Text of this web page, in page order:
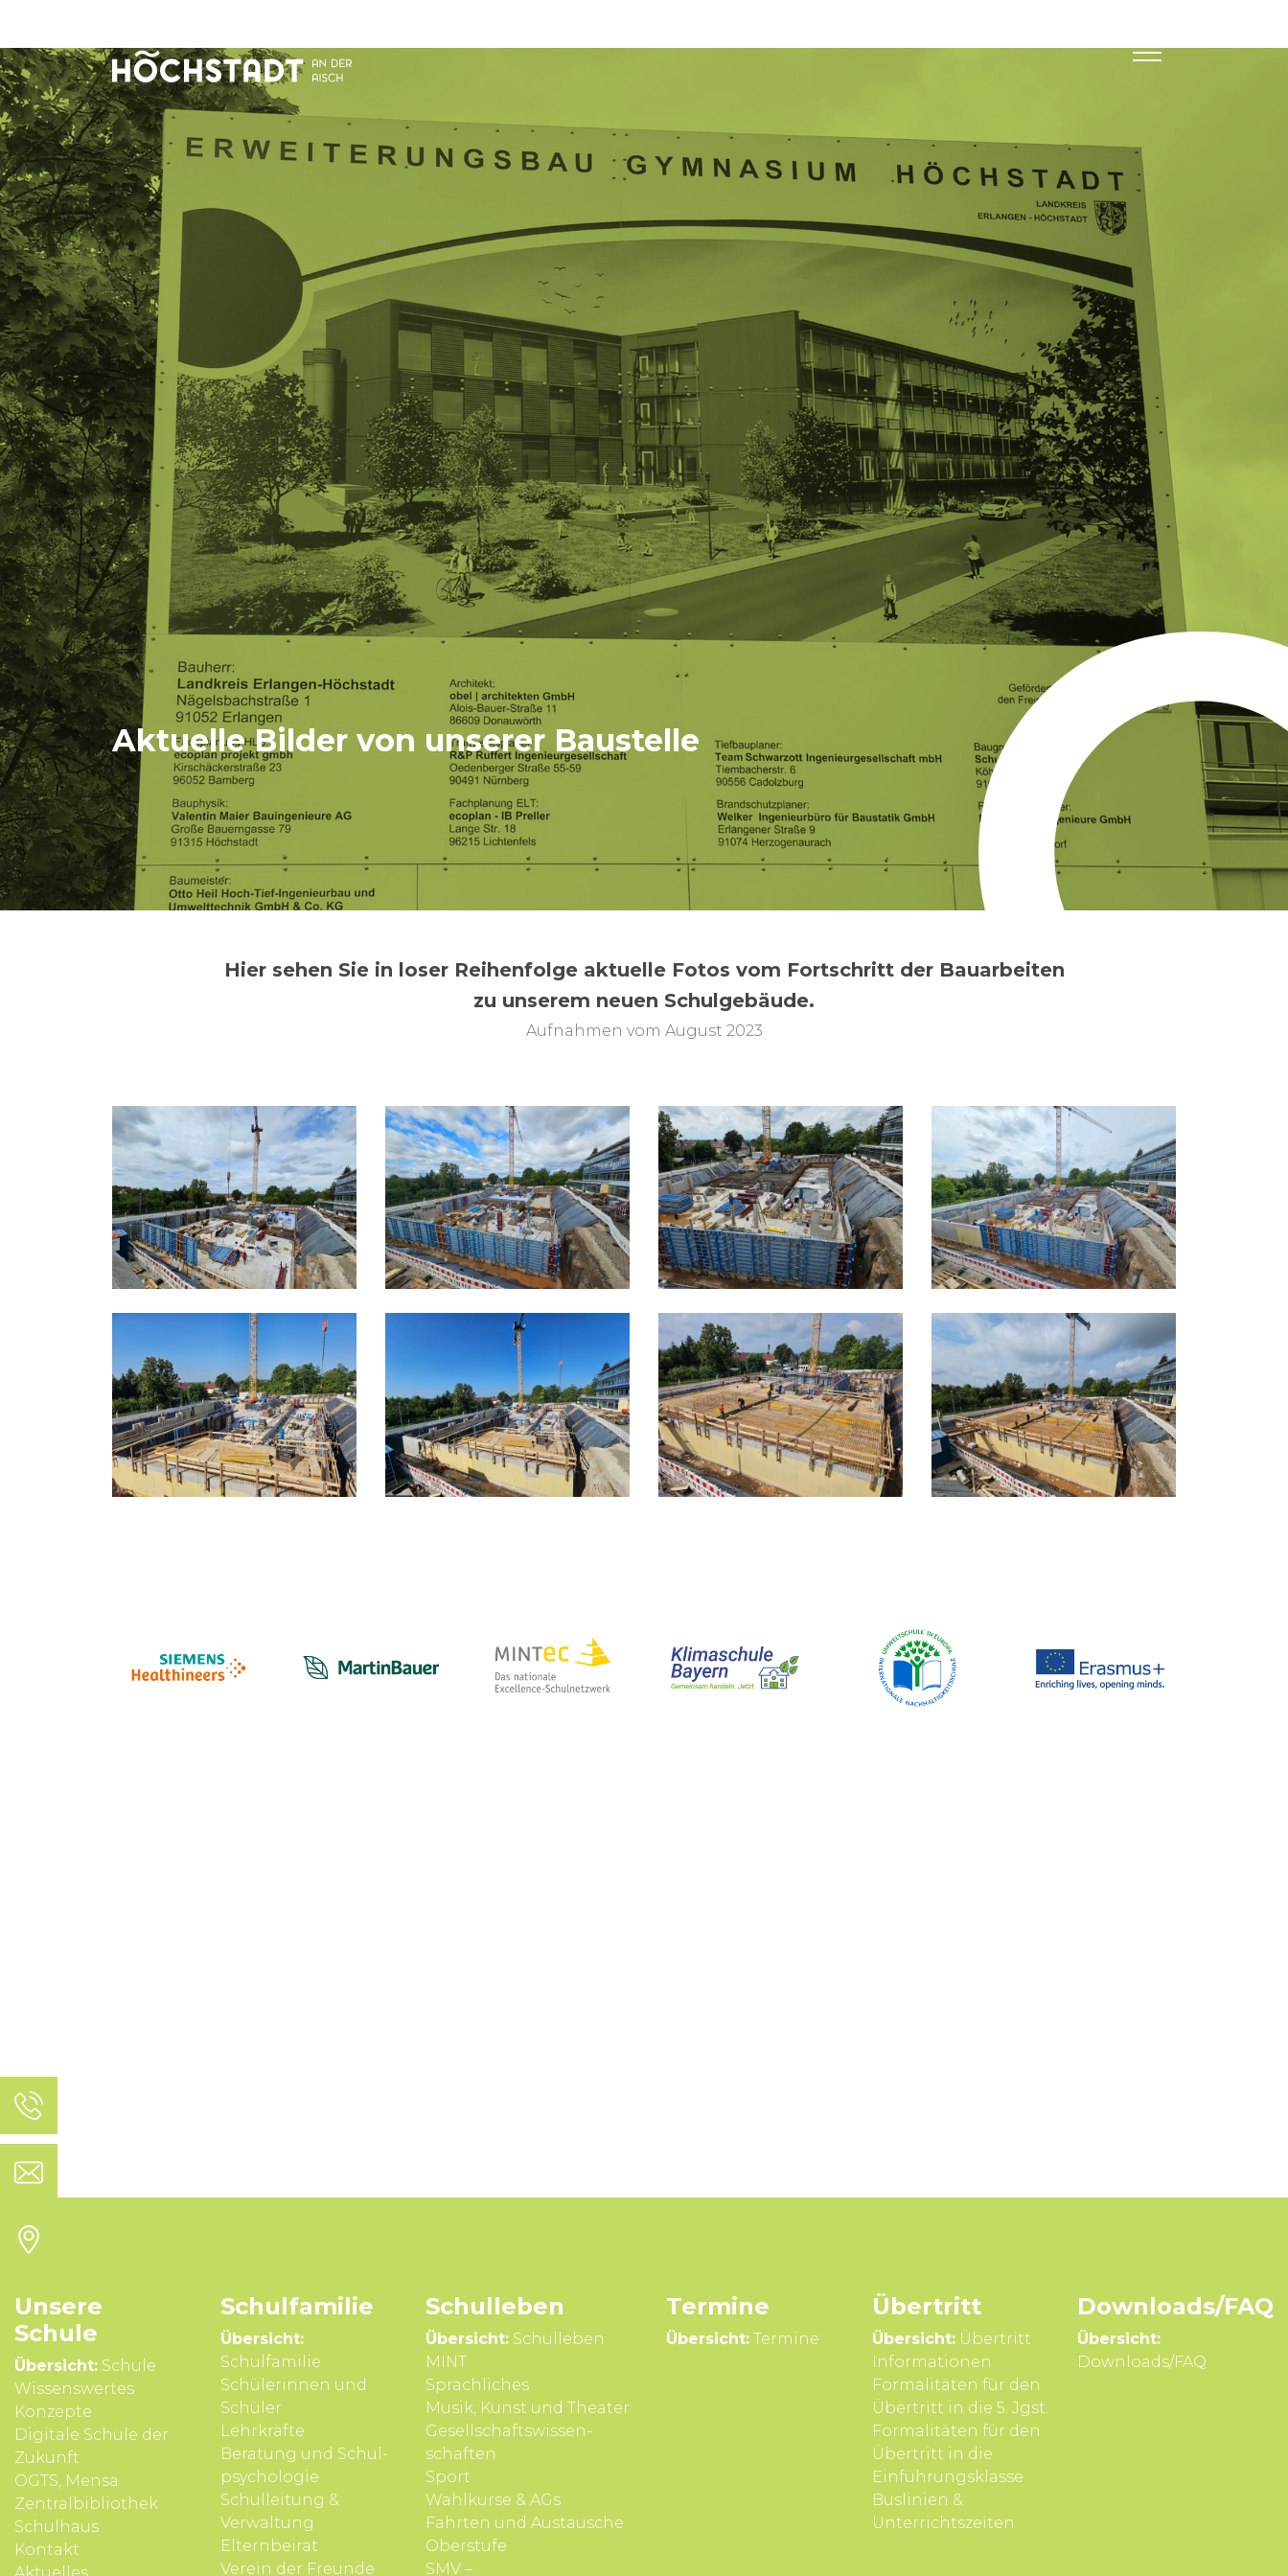
Aktuelle Bilder von unserer Baustelle
Hier sehen Sie in loser Reihenfolge aktuelle Fotos vom Fortschritt der Bauarbeiten
zu unserem neuen Schulgebäude.
Aufnahmen vom August 2023
Unsere
Schule
Übersicht: Schule
Wissens­wertes
Konzepte
Digitale Schule der
Zukunft
OGTS, Mensa
Zentralbibliothek
Schulhaus
Kontakt
Schul­familie
Übersicht:
Schulfamilie
Schülerinnen und
Schüler
Lehrkräfte
Beratung und Schul­
psycho­logie
Schul­leitung &
Verwal­tung
Eltern­beirat
Verein der Freunde
Schul­leben
Übersicht: Schulleben
MINT
Sprach­liches
Musik, Kunst und Theater
Gesell­schafts­wissen­
schaften
Sport
Wahl­kurse & AGs
Fahrten und Aus­tausche
Ober­stufe
SMV –
Termine
Übersicht: Termine
Übertritt
Übersicht:Übertritt
Infor­mationen
Formali­täten für den
Über­tritt in die 5. Jgst.
Formali­täten für den
Über­tritt in die
Einführungsklasse
Buslinien &
Unterrichts­zeiten
Downloads/FAQ
Übersicht:
Downloads/FAQ